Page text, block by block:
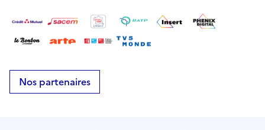
Nos partenaires